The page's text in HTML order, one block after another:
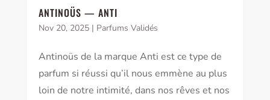
ANTINOÜS — ANTI
Nov 20, 2025| Parfums Validés
Antinoüs de la marque Anti est ce type de
parfum si réussi qu’il nous emmène au plus
loin de notre intimité, dans nos rêves et nos